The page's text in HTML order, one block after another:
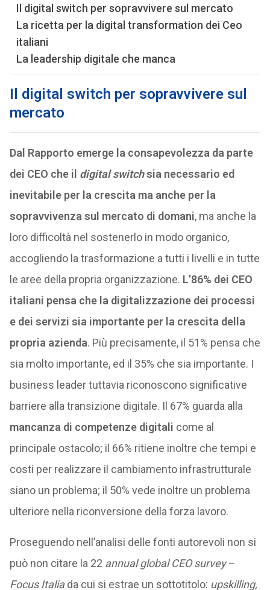
Il digital switch per sopravvivere sul mercato
La ricetta per la digital transformation dei Ceo
italiani
La leadership digitale che manca
Il digital switch per sopravvivere sul
mercato
Dal Rapporto emerge la consapevolezza da parte
dei CEO che il digital switchsia necessario ed
inevitabile per la crescita ma anche per la
sopravvivenza sul mercato di domani, ma anche la
loro difficoltà nel sostenerlo in modo organico,
accogliendo la trasformazione a tutti i livelli e in tutte
le aree della propria organizzazione. L’86% dei CEO
italiani pensa che la digitalizzazione dei processi
e dei servizi sia importante per la crescita della
propria azienda. Più precisamente, il 51% pensa che
sia molto importante, ed il 35% che sia importante. I
business leader tuttavia riconoscono significative
barriere alla transizione digitale. Il 67% guarda alla
mancanza di competenze digitali come al
principale ostacolo; il 66% ritiene inoltre che tempi e
costi per realizzare il cambiamento infrastrutturale
siano un problema; il 50% vede inoltre un problema
ulteriore nella riconversione della forza lavoro.
Proseguendo nell’analisi delle fonti autorevoli non si
può non citare la 22 annual global CEO survey–
Focus Italiada cui si estrae un sottotitolo: upskilling,